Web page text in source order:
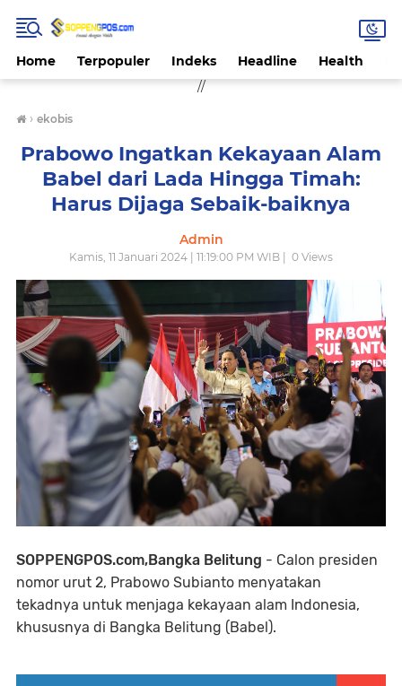
Home Terpopuler Indeks Headline Health
//
› ekobis
Prabowo Ingatkan Kekayaan Alam
Babel dari Lada Hingga Timah:
Harus Dijaga Sebaik-baiknya
Admin
Kamis, 11 Januari 2024 | 11:19:00 PM WIB | 0 Views
SOPPENGPOS.com,Bangka Belitung - Calon presiden
nomor urut 2, Prabowo Subianto menyatakan
tekadnya untuk menjaga kekayaan alam Indonesia,
khususnya di Bangka Belitung (Babel).